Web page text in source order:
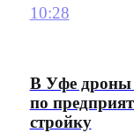
10:28
В Уфе дроны
по
стройку